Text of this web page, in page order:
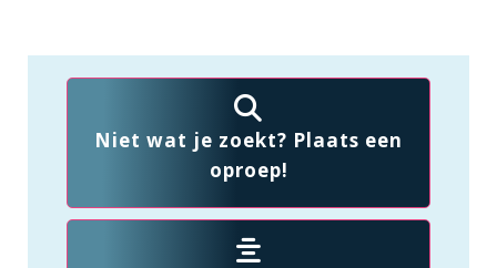
Niet wat je zoekt? Plaats een
oproep!